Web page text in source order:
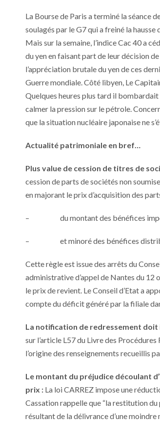
La Bourse de Paris a terminé la séance
soulagés par le G7 qui a freiné la
Mais sur la semaine, l’indice Cac 40 a
du yen en faisant part de leur décision
l’appréciation brutale du yen de ces
Guerre mondiale. Côté libyen, Le
Quelques heures plus tard il
calmer la pression sur le pétrole.
que la situation nucléaire japonaise ne
Actualité patrimoniale en bref…
Plus value de cession de titres de
cession de parts de sociétés non
en majorant le prix d’acquisition des
– du montant des bénéfices
– et minoré des bénéfices
Cette règle est issue des arrêts du
administrative d’appel de Nantes du
le prix de revient. Le Conseil d’Etat a
compte du déficit généré par la filiale
La notification de redressement doit
sur l’article L57 du Livre des
l’origine des renseignements recueillis
Le montant du préjudice découlant
prix : La loi CARREZ impose une
Cassation rappelle que “la restitution
résultant de la délivrance d’une